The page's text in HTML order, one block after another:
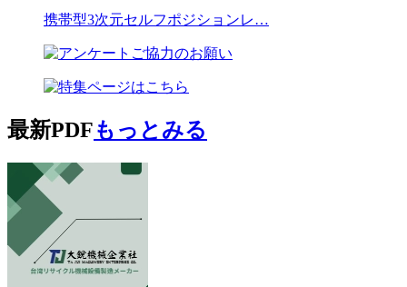
携帯型3次元セルフポジションレ…
最新PDFもっとみる